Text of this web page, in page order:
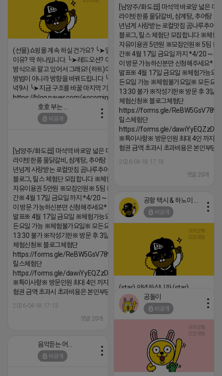
[남양주/화도읍] 마석역 바로앞 넓은 매
라이빗한룸 물닭갈비, 삼계탕, 추어탕 맛
년넘게 사랑받는 로컬맛집 곰나루추어
블로그, 릴스 체험단 모집합니다 ※체험
자유이용권 5만원 ※모집인원※ 5팀 ※
간※ 4월 17일 금요일 까지 *4/20 ~ 4/
이 방문 가능하신분만 신청해주세요* ※
발표※ 4월 17일 금요일 ※체험가능요
든요일 가능 ※체험불가요일※ 모든요
13:30 불가 ※작성기한※ 방문 후 3일
체험신청※ 블로그체험단
https://forms.gle/
릴스체험단
https://forms.gle/
※특이사항※ 방문인원 최대 4인 까지
험권 금액 초과시 초과비용은 본인부담
2026-04-18 17:18
댓글:20개
(선물)쇼핑몰 계속 하실 건가요? ╰➤열심히 해도 안되는
이유? 딱 하나입니다. ╰➤레드오션? 아니요! ╰➤모두 같은
방식으로 팔고 있어서 그래요! (하트)이번엔 다릅니다. ╰➤
방법이 아니라 방향을 바꿔드립니다 ╰➤4월 21일(화) 저
녁9시 ╰➤지금 구조를 바꿀 마지막 기회
https://blog.naver.com/eocomim/224250518436
2026-04-18 17:15
비공개
[남양주/화도읍] 마석역 바로앞 넓은 매장과, 프
라이빗한룸 물닭갈비, 삼계탕, 추어탕 맛집 10
년넘게 사랑받는 로컬맛집 곰나루추어탕에서
블로그, 릴스 체험단 모집합니다 ※체험메뉴※
자유이용권 5만원 ※모집인원※ 5팀 ※모집기
간※ 4월 17일 금요일 까지 *4/20 ~ 4/26 사
이 방문 가능하신분만 신청해주세요* ※체험단
발표※ 4월 17일 금요일 ※체험가능요일※ 모
든요일 가능 ※체험불가요일※ 모든요일 12 ~
13:30 불가 ※작성기한※ 방문 후 3일 이내 ※
체험신청※ 블로그체험단
https://forms.gle/ReBW5GsV789ur2Pz6
릴스체험단
https://forms.gle/dawiYyEQZzDdqf8W8
※특이사항※ 방문인원 최대 4인 까지 가능 체
험권 금액 초과시 초과비용은 본인부담입니다.
2026-04-18 17:13
댓글:20개
비공개
(star) 안녕하십니까 (star)
2026-04-18 17:12
공돌이
비공개
비공개